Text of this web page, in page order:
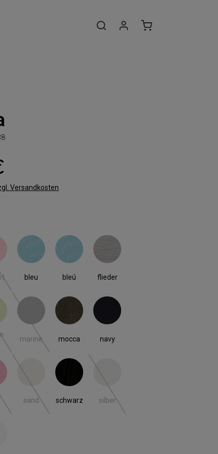
Versandkosten
zurzeit nicht verfügbar.)
Option ist zurzeit nicht verfügbar.)
bleu
bleu
bleú
bleú
flieder
flieder
Option ist zurzeit nicht verfügbar.)
marine
marine
(Diese Option ist zurzeit nicht verfügbar.)
mocca
mocca
navy
navy
zurzeit nicht verfügbar.)
Option ist zurzeit nicht verfügbar.)
sand
sand
(Diese Option ist zurzeit nicht verfügbar.)
schwarz
schwarz
silber
(Diese Option ist zurzeit nicht
zurzeit nicht verfügbar.)
Option ist zurzeit nicht verfügbar.)